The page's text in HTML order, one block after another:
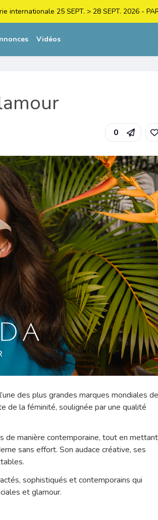
25 SEPT. > 28 SEPT. 2026 -
Vidéos
0
des plus grandes marques mondiales de
de la féminité, soulignée par une qualité
de manière contemporaine, tout en mettant
sans effort. Son audace créative, ses
sophistiqués et contemporains qui
et glamour.